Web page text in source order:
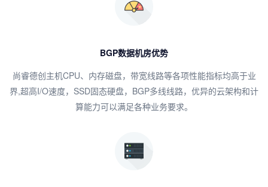
BGP数据机房优势
尚睿德创主机CPU、内存磁盘，带宽线路等各项性能指标均高于业
界,超高I/O速度，SSD固态硬盘，BGP多线线路，优异的云架构和计
算能力可以满足各种业务要求。